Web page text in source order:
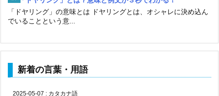
「ドヤリング」の意味とは ドヤリングとは、オシャレに決め込ん
でいることという意...
新着の言葉・用語
2025-05-07 : カタカナ語